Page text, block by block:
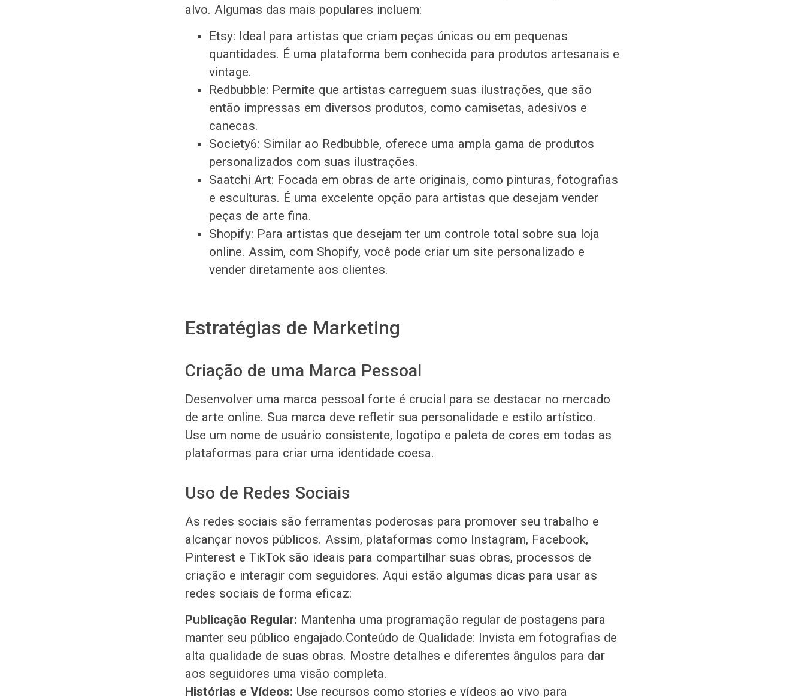
alvo. Algumas das mais populares incluem:
Etsy: Ideal para artistas que criam peças únicas ou em pequenas
quantidades. É uma plataforma bem conhecida para produtos artesanais e
vintage.
Redbubble: Permite que artistas carreguem suas ilustrações, que são
então impressas em diversos produtos, como camisetas, adesivos e
canecas.
Society6: Similar ao Redbubble, oferece uma ampla gama de produtos
personalizados com suas ilustrações.
Saatchi Art: Focada em obras de arte originais, como pinturas, fotografias
e esculturas. É uma excelente opção para artistas que desejam vender
peças de arte fina.
Shopify: Para artistas que desejam ter um controle total sobre sua loja
online. Assim, com Shopify, você pode criar um site personalizado e
vender diretamente aos clientes.
Estratégias de Marketing
Criação de uma Marca Pessoal
Desenvolver uma marca pessoal forte é crucial para se destacar no mercado
de arte online. Sua marca deve refletir sua personalidade e estilo artístico.
Use um nome de usuário consistente, logotipo e paleta de cores em todas as
plataformas para criar uma identidade coesa.
Uso de Redes Sociais
As redes sociais são ferramentas poderosas para promover seu trabalho e
alcançar novos públicos. Assim, plataformas como Instagram, Facebook,
Pinterest e TikTok são ideais para compartilhar suas obras, processos de
criação e interagir com seguidores. Aqui estão algumas dicas para usar as
redes sociais de forma eficaz:
Publicação Regular: Mantenha uma programação regular de postagens para
manter seu público engajado.Conteúdo de Qualidade: Invista em fotografias de
alta qualidade de suas obras. Mostre detalhes e diferentes ângulos para dar
aos seguidores uma visão completa.
Histórias e Vídeos: Use recursos como stories e vídeos ao vivo para